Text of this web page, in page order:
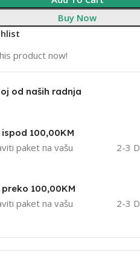
Buy Now
product now!
od naših radnja
100,00KM
paket na vašu
2-3
100,00KM
paket na vašu
2-3